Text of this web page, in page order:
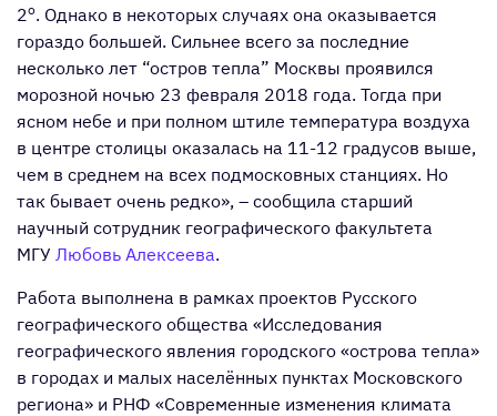
2o. Однако в некоторых случаях она оказывается
гораздо большей. Сильнее всего за последние
несколько лет “остров тепла” Москвы проявился
морозной ночью 23 февраля 2018 года. Тогда при
ясном небе и при полном штиле температура воздуха
в центре столицы оказалась на 11-12 градусов выше,
чем в среднем на всех подмосковных станциях. Но
так бывает очень редко», – сообщила старший
научный сотрудник географического факультета
МГУ Любовь Алексеева.
Работа выполнена в рамках проектов Русского
географического общества «Исследования
географического явления городского «острова тепла»
в городах и малых населённых пунктах Московского
региона» и РНФ «Современные изменения климата